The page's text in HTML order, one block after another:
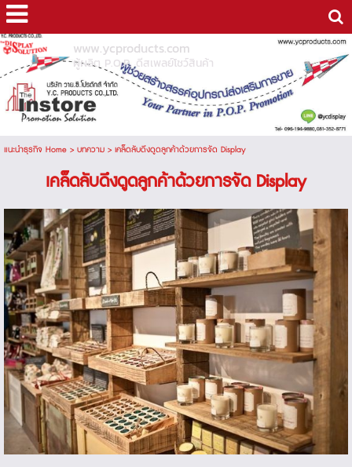
www.ycproducts.com
ผู้ผลิต P.O.P. ดีสเพลย์โชว์สินค้า
แนะนำธุรกิจ Home> บทความ> เคล็ดลับดึงดูดลูกค้าด้วยการจัด Display
เคล็ดลับดึงดูดลูกค้าด้วยการจัด Display